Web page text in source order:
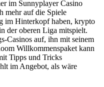
im Sunnyplayer Casino
mehr auf die Spiele
im Hinterkopf haben, krypto
der oberen Liga mitspielt.
Casinos auf, ihn mit seinem
Willkommenspaket kann
Tipps und Tricks
im Angebot, als wäre